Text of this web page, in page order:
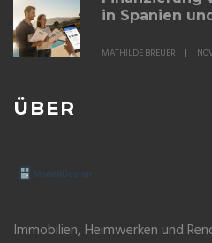
in Spanien
MATHILDE BREUER
ÜBER
Immobilien, Heimwerken und